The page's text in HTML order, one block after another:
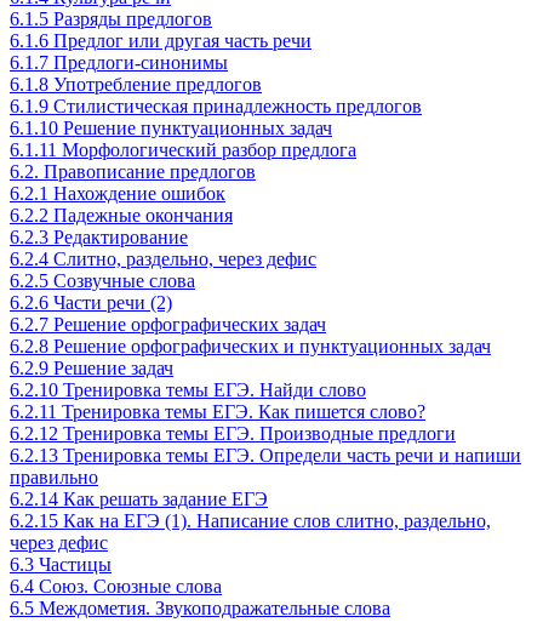
6.1.5 Разряды предлогов
6.1.6 Предлог или другая часть речи
6.1.7 Предлоги-синонимы
6.1.8 Употребление предлогов
6.1.9 Стилистическая принадлежность предлогов
6.1.10 Решение пунктуационных задач
6.1.11 Морфологический разбор предлога
6.2. Правописание предлогов
6.2.1 Нахождение ошибок
6.2.2 Падежные окончания
6.2.3 Редактирование
6.2.4 Слитно, раздельно, через дефис
6.2.5 Созвучные слова
6.2.6 Части речи (2)
6.2.7 Решение орфографических задач
6.2.8 Решение орфографических и пунктуационных задач
6.2.9 Решение задач
6.2.10 Тренировка темы ЕГЭ. Найди слово
6.2.11 Тренировка темы ЕГЭ. Как пишется слово?
6.2.12 Тренировка темы ЕГЭ. Производные предлоги
6.2.13 Тренировка темы ЕГЭ. Определи часть речи и напиши
правильно
6.2.14 Как решать задание ЕГЭ
6.2.15 Как на ЕГЭ (1). Написание слов слитно, раздельно,
через дефис
6.3 Частицы
6.4 Союз. Союзные слова
6.5 Междометия. Звукоподражательные слова